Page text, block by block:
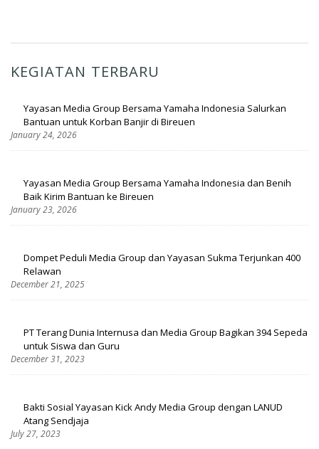
KEGIATAN TERBARU
Yayasan Media Group Bersama Yamaha Indonesia Salurkan
Bantuan untuk Korban Banjir di Bireuen
January 24, 2026
Yayasan Media Group Bersama Yamaha Indonesia dan Benih
Baik Kirim Bantuan ke Bireuen
January 23, 2026
Dompet Peduli Media Group dan Yayasan Sukma Terjunkan 400
Relawan
December 21, 2025
PT Terang Dunia Internusa dan Media Group Bagikan 394 Sepeda
untuk Siswa dan Guru
December 31, 2023
Bakti Sosial Yayasan Kick Andy Media Group dengan LANUD
Atang Sendjaja
July 27, 2023